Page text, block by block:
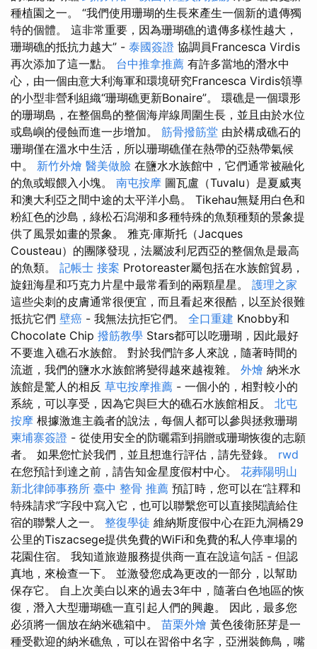
種植園之一。 “我們使用珊瑚的生長來產生一個新的遺傳獨
特的個體。 這非常重要，因為珊瑚礁的遺傳多樣性越大，
珊瑚礁的抵抗力越大” - 泰國簽證 協調員Francesca Virdis
再次添加了這一點。 台中推拿推薦 有許多當地的潛水中
心，由一個由意大利海軍和環境研究Francesca Virdis領導
的小型非營利組織“珊瑚礁更新Bonaire”。 環礁是一個環形
的珊瑚島，在整個島的整個海岸線周圍生長，並且由於水位
或島嶼的侵蝕而進一步增加。 筋骨撥筋堂 由於構成礁石的
珊瑚僅在溫水中生活，所以珊瑚礁僅在熱帶的亞熱帶氣候
中。 新竹外燴 醫美做臉 在鹽水水族館中，它們通常被融化
的魚或蝦餵入小塊。 南屯按摩 圖瓦盧（Tuvalu）是夏威夷
和澳大利亞之間中途的太平洋小島。 Tikehau無疑用白色和
粉紅色的沙島，綠松石潟湖和多種特殊的魚類種類的景象提
供了風景如畫的景象。 雅克·庫斯托（Jacques
Cousteau）的團隊發現，法屬波利尼西亞的整個魚是最高
的魚類。 記帳士 接案 Protoreaster屬包括在水族館貿易，
旋鈕海星和巧克力片星中最常看到的兩顆星星。 護理之家
這些尖刺的皮膚通常很便宜，而且看起來很酷，以至於很難
抵抗它們 壁癌 - 我無法抗拒它們。 全口重建 Knobby和
Chocolate Chip 撥筋教學 Stars都可以吃珊瑚，因此最好
不要進入礁石水族館。 對於我們許多人來說，隨著時間的
流逝，我們的鹽水水族館將變得越來越複雜。 外燴 納米水
族館是驚人的相反 草屯按摩推薦 - 一個小的，相對較小的
系統，可以享受，因為它與巨大的礁石水族館相反。 北屯
按摩 根據激進主義者的說法，每個人都可以參與拯救珊瑚
柬埔寨簽證 - 從使用安全的防曬霜到捐贈或珊瑚恢復的志願
者。 如果您忙於我們，並且想進行評估，請先登錄。 rwd
在您預計到達之前，請告知金星度假村中心。 花葬陽明山
新北律師事務所 臺中 整骨 推薦 預訂時，您可以在“註釋和
特殊請求”字段中寫入它，也可以聯繫您可以直接閱讀給住
宿的聯繫人之一。 整復學徒 維納斯度假中心在距九洞橋29
公里的Tiszacsege提供免費的WiFi和免費的私人停車場的
花園住宿。 我知道旅遊服務提供商一直在說這句話 - 但認
真地，來檢查一下。 並激發您成為更改的一部分，以幫助
保存它。 自上次美白以來的過去3年中，隨著白色地區的恢
復，潛入大型珊瑚礁一直引起人們的興趣。 因此，最多您
必須將一個放在納米礁箱中。 苗栗外燴 黃色後衛胚芽是一
種受歡迎的納米礁魚，可以在習俗中名字，亞洲裝飾鳥，嘴